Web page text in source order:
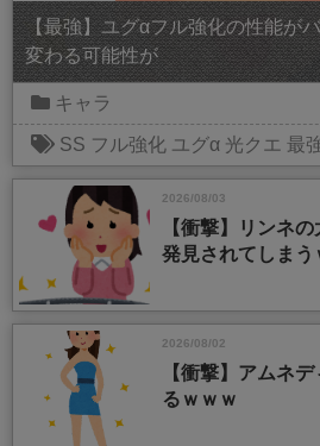
【最強】ユグαフル強化の性能が
変わる可能性が
キャラ
SS フル強化 ユグα 光クエ 最
2026/08/03
【衝撃】リンネ
発見されてしまう
2026/08/02
【衝撃】アムネ
るｗｗｗ